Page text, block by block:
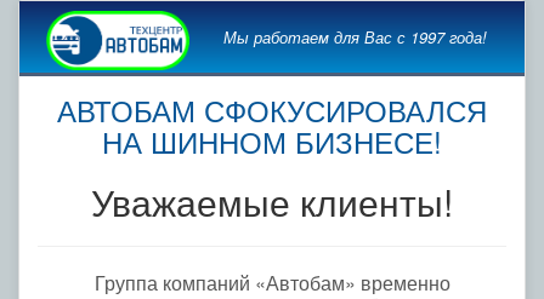
Мы работаем для Вас с 1997 года!
АВТОБАМ СФОКУСИРОВАЛСЯ
НА ШИННОМ БИЗНЕСЕ!
Уважаемые клиенты!
Группа компаний «Автобам» временно